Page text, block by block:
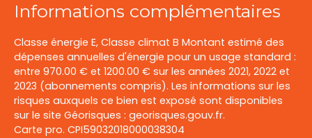
Informations complémentaires
Classe énergie E, Classe climat B Montant estimé des
dépenses annuelles d'énergie pour un usage standard :
entre 970.00 € et 1200.00 € sur les années 2021, 2022 et
2023 (abonnements compris). Les informations sur les
risques auxquels ce bien est exposé sont disponibles
sur le site Géorisques : georisques.gouv.fr.
Carte pro. CPI59032018000038304